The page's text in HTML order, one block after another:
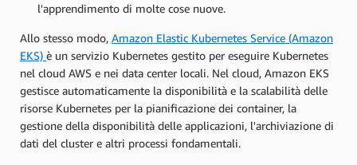
l'apprendimento di molte cose nuove.
Allo stesso modo, Amazon Elastic Kubernetes Service (Amazon
EKS) è un servizio Kubernetes gestito per eseguire Kubernetes
nel cloud AWS e nei data center locali. Nel cloud, Amazon EKS
gestisce automaticamente la disponibilità e la scalabilità delle
risorse Kubernetes per la pianificazione dei container, la
gestione della disponibilità delle applicazioni, l'archiviazione di
dati del cluster e altri processi fondamentali.